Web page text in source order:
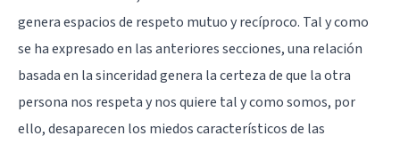
genera espacios de respeto mutuo y recíproco. Tal y como
se ha expresado en las anteriores secciones, una relación
basada en la sinceridad genera la certeza de que la otra
persona nos respeta y nos quiere tal y como somos, por
ello, desaparecen los miedos característicos de las